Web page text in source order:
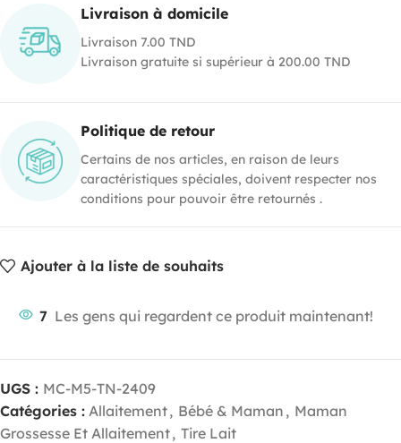
Livraison à domicile
Livraison 7.00 TND
Livraison gratuite si supérieur à 200.00 TND
Politique de retour
Certains de nos articles, en raison de leurs
caractéristiques spéciales, doivent respecter nos
conditions pour pouvoir être retournés .
Ajouter à la liste de souhaits
7 Les gens qui regardent ce produit maintenant!
UGS : MC-M5-TN-2409
Catégories : Allaitement, Bébé & Maman , Maman
Grossesse Et Allaitement, Tire Lait